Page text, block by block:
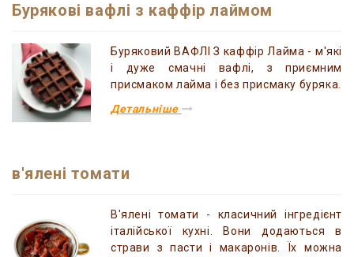
Бурякові вафлі з каффір лаймом
Буряковий ВАФЛІ З каффір Лайма - м'які
і дуже смачні вафлі, з приємним
присмаком лайма і без присмаку буряка.
Детальніше
в'ялені томати
В'ялені томати - класичний інгредієнт
італійської кухні. Вони додаються в
страви з пасти і макаронів. Їх можна